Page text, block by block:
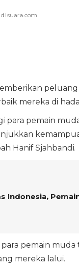
peluang
mereka di
para pemain
Hanif Sjahbandi.
Indonesia,
pemain
mereka lalui.